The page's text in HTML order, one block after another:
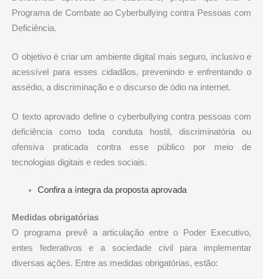
Programa de Combate ao Cyberbullying contra Pessoas com
Deficiência.
O objetivo é criar um ambiente digital mais seguro, inclusivo e
acessível para esses cidadãos, prevenindo e enfrentando o
assédio, a discriminação e o discurso de ódio na internet.
O texto aprovado define o cyberbullying contra pessoas com
deficiência como toda conduta hostil, discriminatória ou
ofensiva praticada contra esse público por meio de
tecnologias digitais e redes sociais.
Confira a íntegra da proposta aprovada
Medidas obrigatórias
O programa prevê a articulação entre o Poder Executivo,
entes federativos e a sociedade civil para implementar
diversas ações. Entre as medidas obrigatórias, estão: